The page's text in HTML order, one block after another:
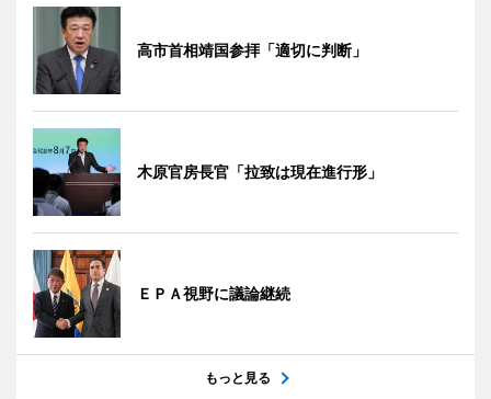
高市首相靖国参拝「適切に判断」
木原官房長官「拉致は現在進行形」
ＥＰＡ視野に議論継続
もっと見る